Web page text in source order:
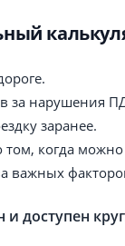
за нарушения
заранее.
том, когда
важных
и доступен